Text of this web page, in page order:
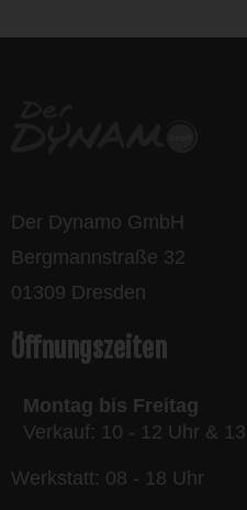
Der Dynamo GmbH
Bergmannstraße 32
01309 Dresden
Öffnungszeiten
Montag bis Freitag
Verkauf: 10 - 12 Uhr &
Werkstatt: 08 - 18 Uhr